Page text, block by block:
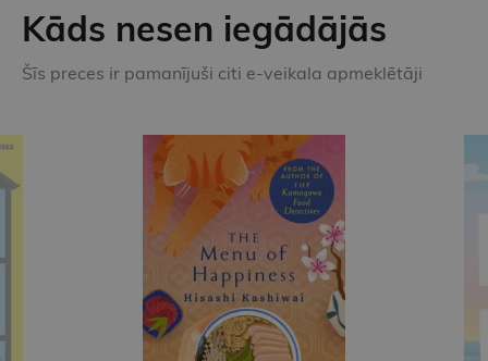
Kāds nesen iegādājās
Šīs preces ir pamanījuši citi e-veikala apmeklētāji